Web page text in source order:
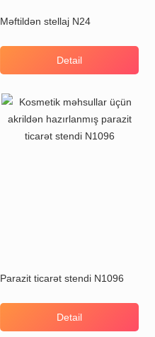
Məftildən stellaj N24
Detail
Parazit ticarət stendi N1096
Detail